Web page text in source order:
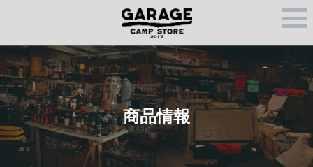
M
U
商品情報